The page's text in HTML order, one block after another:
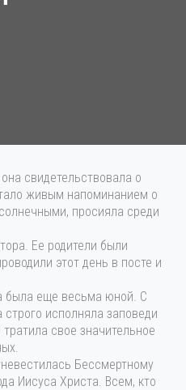
свидетельствовала о
живым напоминанием о
просияла среди
Ее родители были
этот день в посте и
была еще весьма юной. С
исполняла заповеди
свое значительное
Бессмертному
Иисуса Христа. Всем, кто